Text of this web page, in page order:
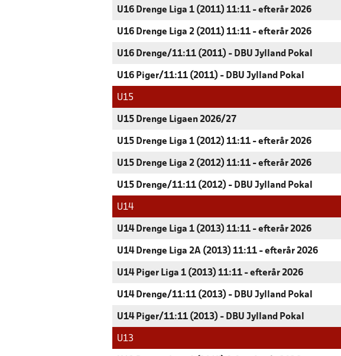
U16 Drenge Liga 1 (2011) 11:11 - efterår 2026
U16 Drenge Liga 2 (2011) 11:11 - efterår 2026
U16 Drenge/11:11 (2011) - DBU Jylland Pokal
U16 Piger/11:11 (2011) - DBU Jylland Pokal
U15
U15 Drenge Ligaen 2026/27
U15 Drenge Liga 1 (2012) 11:11 - efterår 2026
U15 Drenge Liga 2 (2012) 11:11 - efterår 2026
U15 Drenge/11:11 (2012) - DBU Jylland Pokal
U14
U14 Drenge Liga 1 (2013) 11:11 - efterår 2026
U14 Drenge Liga 2A (2013) 11:11 - efterår 2026
U14 Piger Liga 1 (2013) 11:11 - efterår 2026
U14 Drenge/11:11 (2013) - DBU Jylland Pokal
U14 Piger/11:11 (2013) - DBU Jylland Pokal
U13